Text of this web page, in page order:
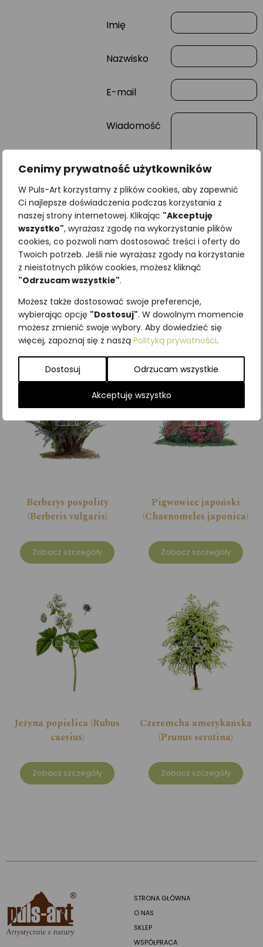
Cenimy prywatność użytkowników
W Puls-Art korzystamy z plików cookies, aby zapewnić
Ci najlepsze doświadczenia podczas korzystania z
naszej strony internetowej. Klikając "Akceptuję
wszystko", wyrażasz zgodę na wykorzystanie plików
cookies, co pozwoli nam dostosować treści i oferty do
Twoich potrzeb. Jeśli nie wyrażasz zgody na korzystanie
z nieistotnych plików cookies, możesz kliknąć
"Odrzucam wszystkie".
Możesz także dostosować swoje preferencje,
wybierając opcję "Dostosuj". W dowolnym momencie
możesz zmienić swoje wybory. Aby dowiedzieć się
więcej, zapoznaj się z naszą Polityką prywatności.
Dostosuj Odrzucam wszystkie
Akceptuję wszystko
Imię
Nazwisko
E-mail
Wiadomość
Najniższa cena z ostatnich 30
dni:
Kategorie:ILUSTRACJE
krzewinki
Podobne produkty
Berberys pospolity
(Berberis vulgaris)
Zobacz szczegóły
Pigwowiec japoński
(Chaenomeles japonica)
Zobacz szczegóły
Jeżyna popielica (Rubus
caesius)
Zobacz szczegóły
Czeremcha amerykańska
(Prunus serotina)
Zobacz szczegóły
STRONA GŁÓWNA
O NAS
SKLEP
WSPÓŁPRACA